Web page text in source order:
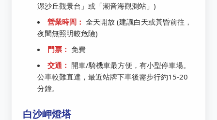
漯沙丘觀景台」或「潮音海觀測站」)
營業時間： 全天開放 (建議白天或黃昏前往，
夜間無照明較危險)
門票： 免費
交通： 開車/騎機車最方便，有小型停車場。
公車較難直達，最近站牌下車後需步行約15-20
分鐘。
白沙岬燈塔